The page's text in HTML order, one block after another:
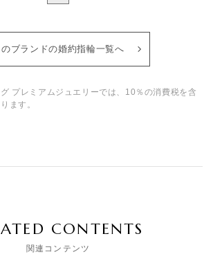
のブランドの婚約指輪一覧へ
プレミアムジュエリーでは、10％の消費税を含
ます。
CONTENTS
関連コンテンツ